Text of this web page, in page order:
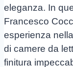
eleganza. In
Francesco
esperienza
di camere da
finitura